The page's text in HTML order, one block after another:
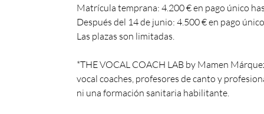
Matrícula temprana: 4.200 € en pago único
Después del 14 de junio: 4.500 € en pago
Las plazas son limitadas.
*THE VOCAL COACH LAB by Mamen
vocal coaches, profesores de canto y
ni una formación sanitaria habilitante.